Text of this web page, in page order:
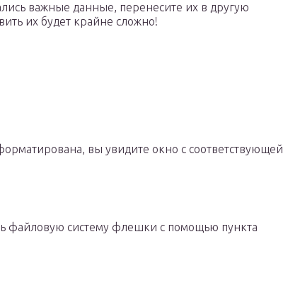
важные данные, перенесите их в другую
их будет крайне сложно!
вы увидите окно с соответствующей
файловую систему флешки с помощью пункта